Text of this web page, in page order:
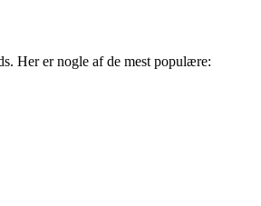
Her er nogle af de mest populære: